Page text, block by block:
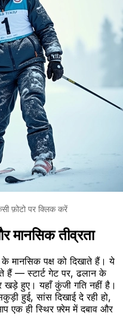
फ़ोटो पर क्लिक करें
मानसिक तीव्रता
मानसिक पक्ष को दिखाते हैं। ये
— स्टार्ट गेट पर, ढलान के
खड़े हुए। यहाँ कुंजी गति नहीं है।
हुई, सांस दिखाई दे रही हो,
ही स्थिर फ़्रेम में दबाव और